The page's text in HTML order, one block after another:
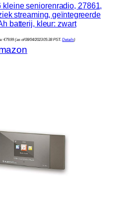
kleine seniorenradio, 27861,
streaming, geïntegreerde
batterij, kleur: zwart
€79.99(as of 08/04/2023 05:38 PST-Details)